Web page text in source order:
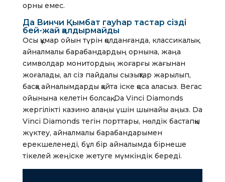
орны емес.
Да Винчи Қымбат гауһар тастар сізді
бей-жай қалдырмайды
Осы құмар ойын түрін қолданғанда, классикалық
айналмалы барабандардың орнына, жаңа
символдар монитордың жоғарғы жағынан
жоғалады, ал сіз пайдалы сызықтар жарылып,
басқа айналымдарды қайта іске қоса аласыз. Вегас
ойынына келетін болсақ, Da Vinci Diamonds
жергілікті казино алаңы үшін шынайы аңыз. Da
Vinci Diamonds тегін порттары, нөлдік бастапқы
жүктеу, айналмалы барабандарымен
ерекшеленеді, бұл бір айналымда бірнеше
тікелей жеңіске жетуге мүмкіндік береді.